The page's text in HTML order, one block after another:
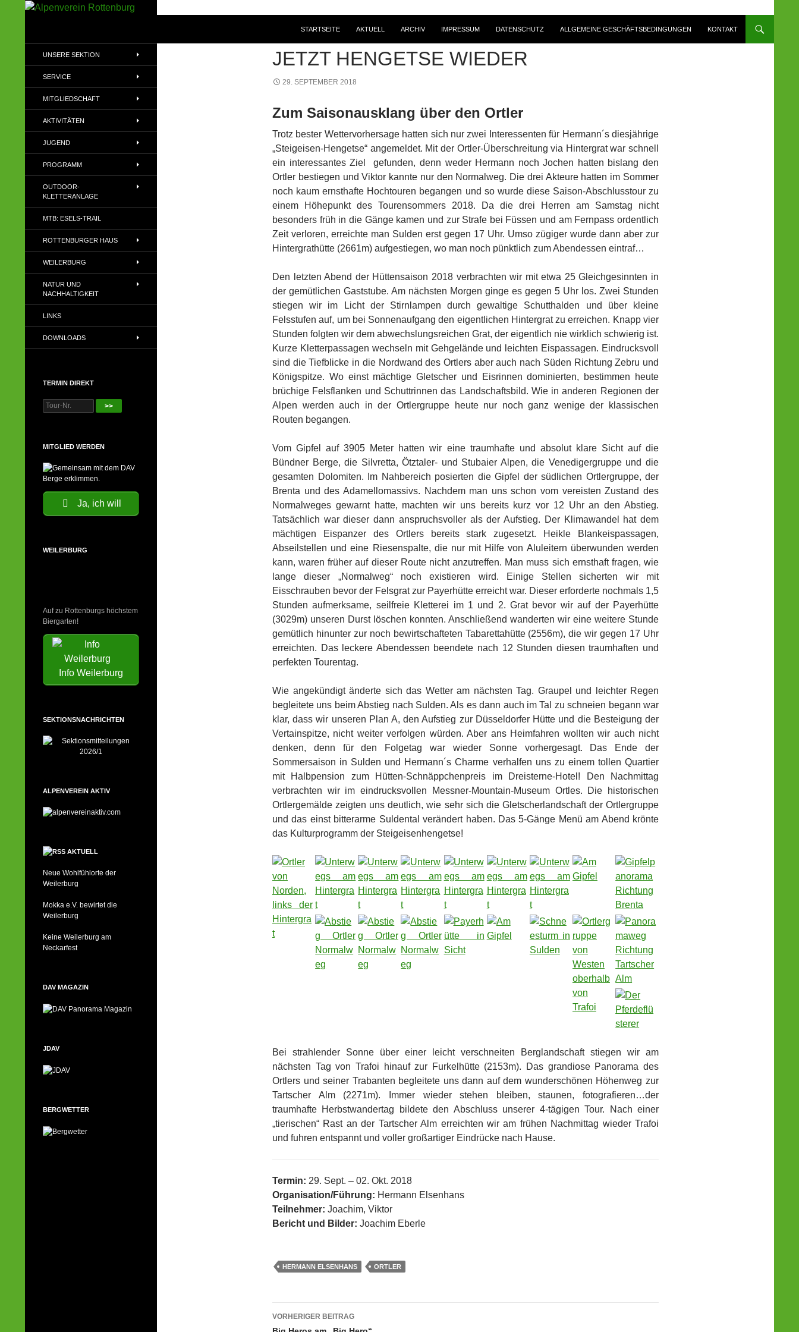
STARTSEITE AKTUELL ARCHIV IMPRESSUM DATENSCHUTZ ALLGEMEINE GESCHÄFTSBEDINGUNGEN KONTAKT
JETZT HENGETSE WIEDER
29. SEPTEMBER 2018
Zum Saisonausklang über den Ortler
Trotz bester Wettervorhersage hatten sich nur zwei Interessenten für Hermann´s diesjährige
„Steigeisen-Hengetse“ angemeldet. Mit der Ortler-Überschreitung via Hintergrat war schnell
ein interessantes Ziel gefunden, denn weder Hermann noch Jochen hatten bislang den
Ortler bestiegen und Viktor kannte nur den Normalweg. Die drei Akteure hatten im Sommer
noch kaum ernsthafte Hochtouren begangen und so wurde diese Saison-Abschlusstour zu
einem Höhepunkt des Tourensommers 2018. Da die drei Herren am Samstag nicht
besonders früh in die Gänge kamen und zur Strafe bei Füssen und am Fernpass ordentlich
Zeit verloren, erreichte man Sulden erst gegen 17 Uhr. Umso zügiger wurde dann aber zur
Hintergrathütte (2661m) aufgestiegen, wo man noch pünktlich zum Abendessen eintraf…
Den letzten Abend der Hüttensaison 2018 verbrachten wir mit etwa 25 Gleichgesinnten in
der gemütlichen Gaststube. Am nächsten Morgen ginge es gegen 5 Uhr los. Zwei Stunden
stiegen wir im Licht der Stirnlampen durch gewaltige Schutthalden und über kleine
Felsstufen auf, um bei Sonnenaufgang den eigentlichen Hintergrat zu erreichen. Knapp vier
Stunden folgten wir dem abwechslungsreichen Grat, der eigentlich nie wirklich schwierig ist.
Kurze Kletterpassagen wechseln mit Gehgelände und leichten Eispassagen. Eindrucksvoll
sind die Tiefblicke in die Nordwand des Ortlers aber auch nach Süden Richtung Zebru und
Königspitze. Wo einst mächtige Gletscher und Eisrinnen dominierten, bestimmen heute
brüchige Felsflanken und Schuttrinnen das Landschaftsbild. Wie in anderen Regionen der
Alpen werden auch in der Ortlergruppe heute nur noch ganz wenige der klassischen
Routen begangen.
Vom Gipfel auf 3905 Meter hatten wir eine traumhafte und absolut klare Sicht auf die
Bündner Berge, die Silvretta, Ötztaler- und Stubaier Alpen, die Venedigergruppe und die
gesamten Dolomiten. Im Nahbereich posierten die Gipfel der südlichen Ortlergruppe, der
Brenta und des Adamellomassivs. Nachdem man uns schon vom vereisten Zustand des
Normalweges gewarnt hatte, machten wir uns bereits kurz vor 12 Uhr an den Abstieg.
Tatsächlich war dieser dann anspruchsvoller als der Aufstieg. Der Klimawandel hat dem
mächtigen Eispanzer des Ortlers bereits stark zugesetzt. Heikle Blankeispassagen,
Abseilstellen und eine Riesenspalte, die nur mit Hilfe von Aluleitern überwunden werden
kann, waren früher auf dieser Route nicht anzutreffen. Man muss sich ernsthaft fragen, wie
lange dieser „Normalweg“ noch existieren wird. Einige Stellen sicherten wir mit
Eisschrauben bevor der Felsgrat zur Payerhütte erreicht war. Dieser erforderte nochmals 1,5
Stunden aufmerksame, seilfreie Kletterei im 1 und 2. Grat bevor wir auf der Payerhütte
(3029m) unseren Durst löschen konnten. Anschließend wanderten wir eine weitere Stunde
gemütlich hinunter zur noch bewirtschafteten Tabarettahütte (2556m), die wir gegen 17 Uhr
erreichten. Das leckere Abendessen beendete nach 12 Stunden diesen traumhaften und
perfekten Tourentag.
Wie angekündigt änderte sich das Wetter am nächsten Tag. Graupel und leichter Regen
begleitete uns beim Abstieg nach Sulden. Als es dann auch im Tal zu schneien begann war
klar, dass wir unseren Plan A, den Aufstieg zur Düsseldorfer Hütte und die Besteigung der
Vertainspitze, nicht weiter verfolgen würden. Aber ans Heimfahren wollten wir auch nicht
denken, denn für den Folgetag war wieder Sonne vorhergesagt. Das Ende der
Sommersaison in Sulden und Hermann´s Charme verhalfen uns zu einem tollen Quartier
mit Halbpension zum Hütten-Schnäppchenpreis im Dreisterne-Hotel! Den Nachmittag
verbrachten wir im eindrucksvollen Messner-Mountain-Museum Ortles. Die historischen
Ortlergemälde zeigten uns deutlich, wie sehr sich die Gletscherlandschaft der Ortlergruppe
und das einst bitterarme Suldental verändert haben. Das 5-Gänge Menü am Abend krönte
das Kulturprogramm der Steigeisenhengetse!
Bei strahlender Sonne über einer leicht verschneiten Berglandschaft stiegen wir am
nächsten Tag von Trafoi hinauf zur Furkelhütte (2153m). Das grandiose Panorama des
Ortlers und seiner Trabanten begleitete uns dann auf dem wunderschönen Höhenweg zur
Tartscher Alm (2271m). Immer wieder stehen bleiben, staunen, fotografieren…der
traumhafte Herbstwandertag bildete den Abschluss unserer 4-tägigen Tour. Nach einer
„tierischen“ Rast an der Tartscher Alm erreichten wir am frühen Nachmittag wieder Trafoi
und fuhren entspannt und voller großartiger Eindrücke nach Hause.
Termin: 29. Sept. – 02. Okt. 2018
Organisation/Führung: Hermann Elsenhans
Teilnehmer: Joachim, Viktor
Bericht und Bilder: Joachim Eberle
HERMANN ELSENHANS ORTLER
Beitragsnavigation
VORHERIGER BEITRAG
Alpenvereins (DAV) e.V
UNSERE SEKTION
SERVICE
MITGLIEDSCHAFT
AKTIVITÄTEN
JUGEND
PROGRAMM
OUTDOOR-
KLETTERANLAGE
MTB: ESELS-TRAIL
ROTTENBURGER HAUS
WEILERBURG
NATUR UND
NACHHALTIGKEIT
LINKS
DOWNLOADS
TERMIN DIREKT
>>
MITGLIED WERDEN
Ja, ich will
WEILERBURG
Auf zu Rottenburgs höchstem
Biergarten!
Info Weilerburg
SEKTIONSNACHRICHTEN
ALPENVEREIN AKTIV
AKTUELL
Neue Wohlfühlorte der
Weilerburg
Mokka e.V. bewirtet die
Weilerburg
Keine Weilerburg am
Neckarfest
DAV MAGAZIN
JDAV
BERGWETTER